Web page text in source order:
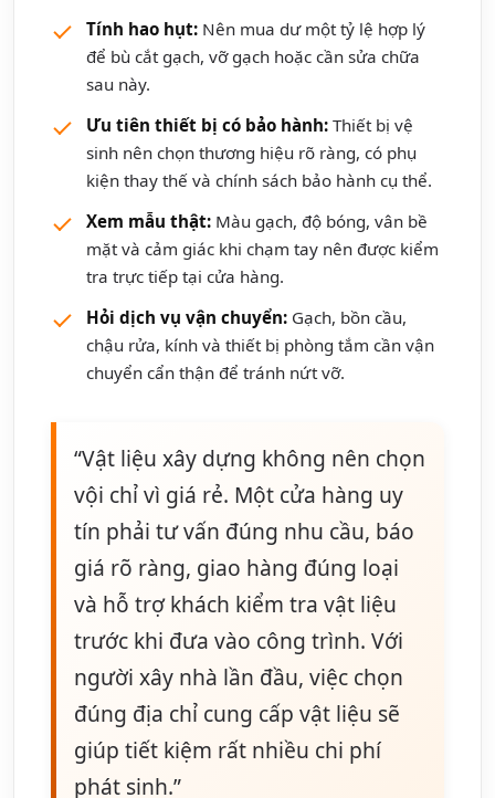
Tính hao hụt: Nên mua dư một tỷ lệ hợp lý
để bù cắt gạch, vỡ gạch hoặc cần sửa chữa
sau này.
Ưu tiên thiết bị có bảo hành: Thiết bị vệ
sinh nên chọn thương hiệu rõ ràng, có phụ
kiện thay thế và chính sách bảo hành cụ thể.
Xem mẫu thật: Màu gạch, độ bóng, vân bề
mặt và cảm giác khi chạm tay nên được kiểm
tra trực tiếp tại cửa hàng.
Hỏi dịch vụ vận chuyển: Gạch, bồn cầu,
chậu rửa, kính và thiết bị phòng tắm cần vận
chuyển cẩn thận để tránh nứt vỡ.
“Vật liệu xây dựng không nên chọn
vội chỉ vì giá rẻ. Một cửa hàng uy
tín phải tư vấn đúng nhu cầu, báo
giá rõ ràng, giao hàng đúng loại
và hỗ trợ khách kiểm tra vật liệu
trước khi đưa vào công trình. Với
người xây nhà lần đầu, việc chọn
đúng địa chỉ cung cấp vật liệu sẽ
giúp tiết kiệm rất nhiều chi phí
phát sinh.”